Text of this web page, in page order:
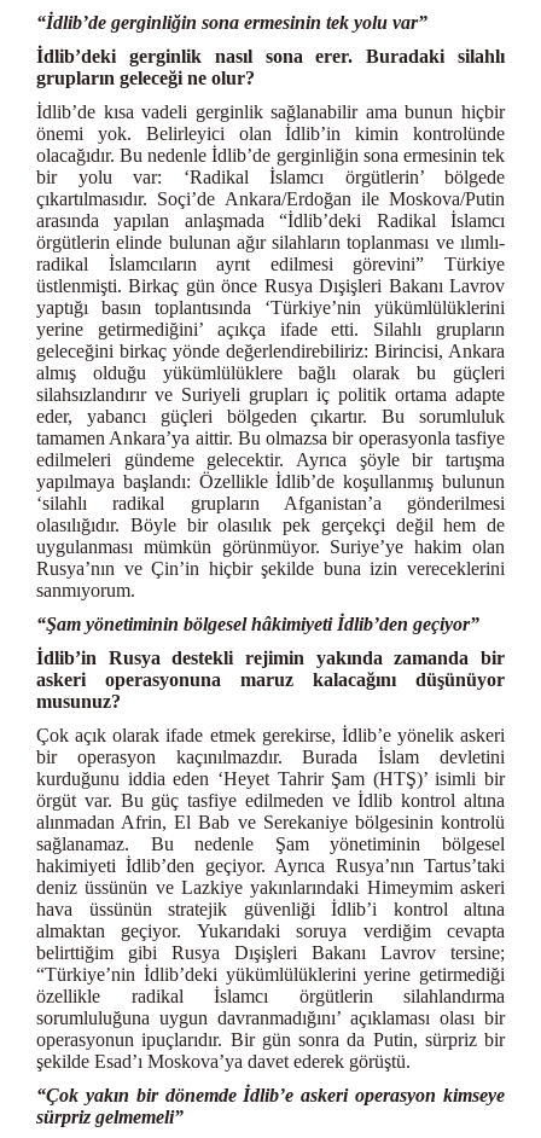
“İdlib’de gerginliğin sona ermesinin tek yolu var”
İdlib’deki gerginlik nasıl sona erer. Buradaki silahlı
grupların geleceği ne olur?
İdlib’de kısa vadeli gerginlik sağlanabilir ama bunun hiçbir
önemi yok. Belirleyici olan İdlib’in kimin kontrolünde
olacağıdır. Bu nedenle İdlib’de gerginliğin sona ermesinin tek
bir yolu var: ‘Radikal İslamcı örgütlerin’ bölgede
çıkartılmasıdır. Soçi’de Ankara/Erdoğan ile Moskova/Putin
arasında yapılan anlaşmada “İdlib’deki Radikal İslamcı
örgütlerin elinde bulunan ağır silahların toplanması ve ılımlı-
radikal İslamcıların ayrıt edilmesi görevini” Türkiye
üstlenmişti. Birkaç gün önce Rusya Dışişleri Bakanı Lavrov
yaptığı basın toplantısında ‘Türkiye’nin yükümlülüklerini
yerine getirmediğini’ açıkça ifade etti. Silahlı grupların
geleceğini birkaç yönde değerlendirebiliriz: Birincisi, Ankara
almış olduğu yükümlülüklere bağlı olarak bu güçleri
silahsızlandırır ve Suriyeli grupları iç politik ortama adapte
eder, yabancı güçleri bölgeden çıkartır. Bu sorumluluk
tamamen Ankara’ya aittir. Bu olmazsa bir operasyonla tasfiye
edilmeleri gündeme gelecektir. Ayrıca şöyle bir tartışma
yapılmaya başlandı: Özellikle İdlib’de koşullanmış bulunun
‘silahlı radikal grupların Afganistan’a gönderilmesi
olasılığıdır. Böyle bir olasılık pek gerçekçi değil hem de
uygulanması mümkün görünmüyor. Suriye’ye hakim olan
Rusya’nın ve Çin’in hiçbir şekilde buna izin vereceklerini
sanmıyorum.
“Şam yönetiminin bölgesel hâkimiyeti İdlib’den geçiyor”
İdlib’in Rusya destekli rejimin yakında zamanda bir
askeri operasyonuna maruz kalacağını düşünüyor
musunuz?
Çok açık olarak ifade etmek gerekirse, İdlib’e yönelik askeri
bir operasyon kaçınılmazdır. Burada İslam devletini
kurduğunu iddia eden ‘Heyet Tahrir Şam (HTŞ)’ isimli bir
örgüt var. Bu güç tasfiye edilmeden ve İdlib kontrol altına
alınmadan Afrin, El Bab ve Serekaniye bölgesinin kontrolü
sağlanamaz. Bu nedenle Şam yönetiminin bölgesel
hakimiyeti İdlib’den geçiyor. Ayrıca Rusya’nın Tartus’taki
deniz üssünün ve Lazkiye yakınlarındaki Himeymim askeri
hava üssünün stratejik güvenliği İdlib’i kontrol altına
almaktan geçiyor. Yukarıdaki soruya verdiğim cevapta
belirttiğim gibi Rusya Dışişleri Bakanı Lavrov tersine;
“Türkiye’nin İdlib’deki yükümlülüklerini yerine getirmediği
özellikle radikal İslamcı örgütlerin silahlandırma
sorumluluğuna uygun davranmadığını’ açıklaması olası bir
operasyonun ipuçlarıdır. Bir gün sonra da Putin, sürpriz bir
şekilde Esad’ı Moskova’ya davet ederek görüştü.
“Çok yakın bir dönemde İdlib’e askeri operasyon kimseye
sürpriz gelmemeli”